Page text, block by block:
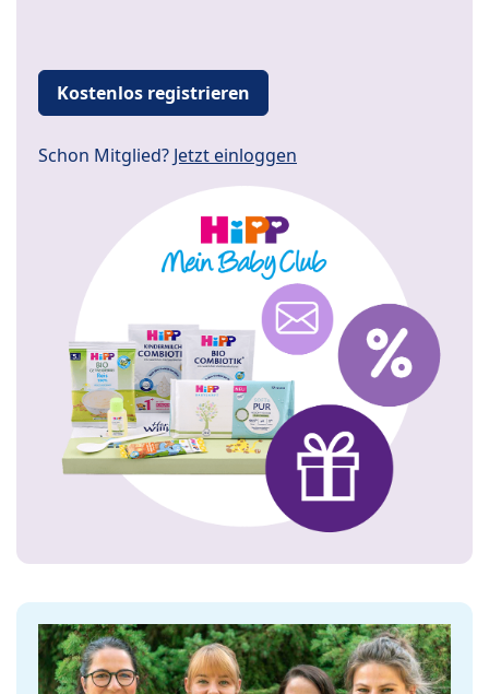
Kostenlos registrieren
Schon Mitglied? Jetzt einloggen